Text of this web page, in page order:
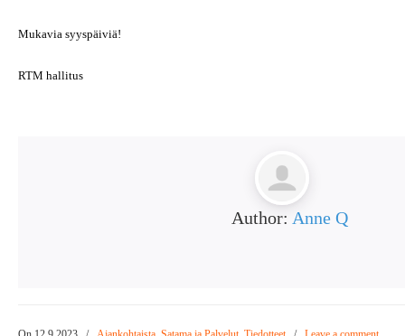
Mukavia syyspäiviä!
RTM hallitus
Author: Anne Q